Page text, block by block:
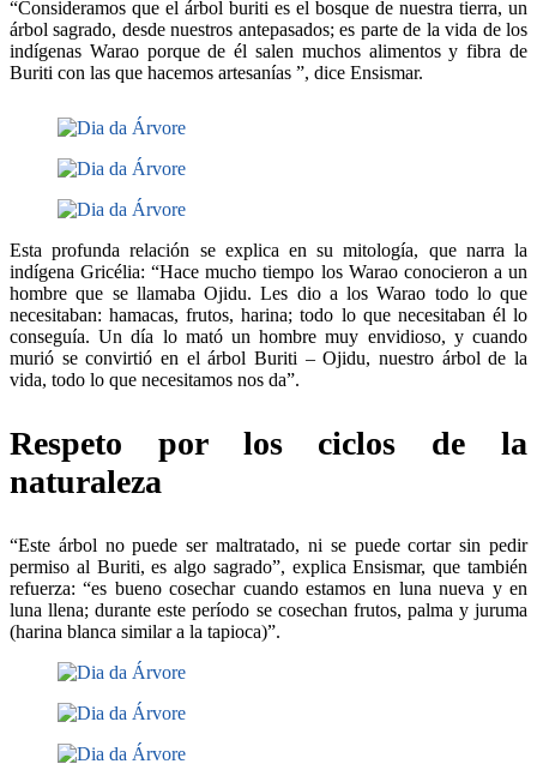
“Consideramos que el árbol buriti es el bosque de nuestra tierra, un
árbol sagrado, desde nuestros antepasados; es parte de la vida de los
indígenas Warao porque de él salen muchos alimentos y fibra de
Buriti con las que hacemos artesanías ”, dice Ensismar.
Esta profunda relación se explica en su mitología, que narra la
indígena Gricélia: “Hace mucho tiempo los Warao conocieron a un
hombre que se llamaba Ojidu. Les dio a los Warao todo lo que
necesitaban: hamacas, frutos, harina; todo lo que necesitaban él lo
conseguía. Un día lo mató un hombre muy envidioso, y cuando
murió se convirtió en el árbol Buriti – Ojidu, nuestro árbol de la
vida, todo lo que necesitamos nos da”.
Respeto por los ciclos de la
naturaleza
“Este árbol no puede ser maltratado, ni se puede cortar sin pedir
permiso al Buriti, es algo sagrado”, explica Ensismar, que también
refuerza: “es bueno cosechar cuando estamos en luna nueva y en
luna llena; durante este período se cosechan frutos, palma y juruma
(harina blanca similar a la tapioca)”.